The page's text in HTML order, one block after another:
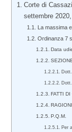
Corte di
settembre
La massima
Ordinanza 7
Data
FATTI DI
P.Q.M.
Per